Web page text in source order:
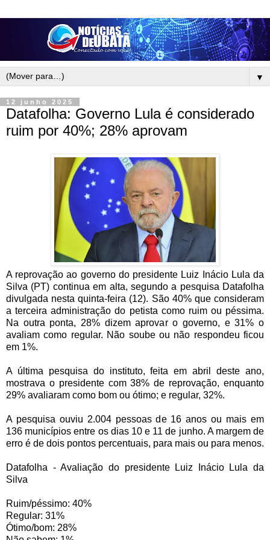
▼
12 junho 2025
Datafolha: Governo Lula é considerado
ruim por 40%; 28% aprovam
A reprovação ao governo do presidente Luiz Inácio Lula da
Silva (PT) continua em alta, segundo a pesquisa Datafolha
divulgada nesta quinta-feira (12). São 40% que consideram
a terceira administração do petista como ruim ou péssima.
Na outra ponta, 28% dizem aprovar o governo, e 31% o
avaliam como regular. Não soube ou não respondeu ficou
em 1%.
A última pesquisa do instituto, feita em abril deste ano,
mostrava o presidente com 38% de reprovação, enquanto
29% avaliaram como bom ou ótimo; e regular, 32%.
A pesquisa ouviu 2.004 pessoas de 16 anos ou mais em
136 municípios entre os dias 10 e 11 de junho. A margem de
erro é de dois pontos percentuais, para mais ou para menos.
Datafolha - Avaliação do presidente Luiz Inácio Lula da
Silva
Ruim/péssimo: 40%
Regular: 31%
Ótimo/bom: 28%